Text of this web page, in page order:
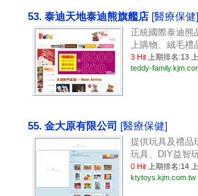
53. 泰迪天地泰迪熊旗艦店 [醫療保健]
正統國際泰迪熊
上購物、絨毛禮
3 Hit 上期排名:13
teddy-
55. 金大原有限公司 [醫療保健]
提供玩具及禮品
玩具、DIY益智
0 Hit 上期排名:14
ktytoys.kjm.com.tw